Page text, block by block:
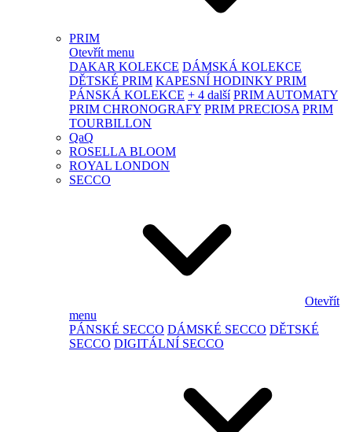
PRIM
Otevřít menu
DAKAR KOLEKCE DÁMSKÁ KOLEKCE
DĚTSKÉ PRIM KAPESNÍ HODINKY PRIM
PÁNSKÁ KOLEKCE + 4 další PRIM AUTOMATY
PRIM CHRONOGRAFY PRIM PRECIOSA PRIM
TOURBILLON
QaQ
ROSELLA BLOOM
ROYAL LONDON
SECCO
Otevřít
menu
PÁNSKÉ SECCO DÁMSKÉ SECCO DĚTSKÉ
SECCO DIGITÁLNÍ SECCO